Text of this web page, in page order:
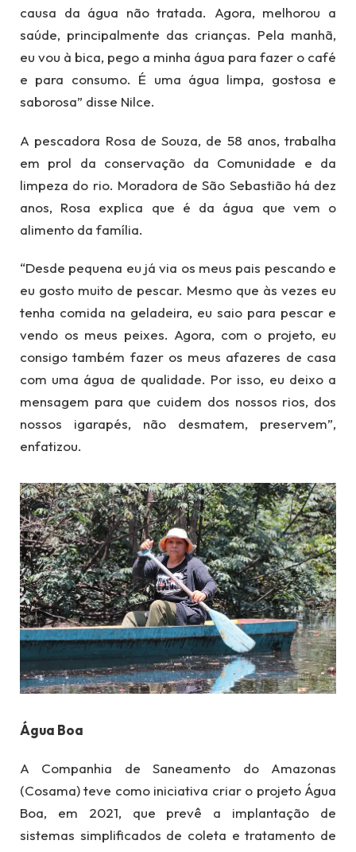
causa da água não tratada. Agora, melhorou a
saúde, principalmente das crianças. Pela manhã,
eu vou à bica, pego a minha água para fazer o café
e para consumo. É uma água limpa, gostosa e
saborosa” disse Nilce.
A pescadora Rosa de Souza, de 58 anos, trabalha
em prol da conservação da Comunidade e da
limpeza do rio. Moradora de São Sebastião há dez
anos, Rosa explica que é da água que vem o
alimento da família.
“Desde pequena eu já via os meus pais pescando e
eu gosto muito de pescar. Mesmo que às vezes eu
tenha comida na geladeira, eu saio para pescar e
vendo os meus peixes. Agora, com o projeto, eu
consigo também fazer os meus afazeres de casa
com uma água de qualidade. Por isso, eu deixo a
mensagem para que cuidem dos nossos rios, dos
nossos igarapés, não desmatem, preservem”,
enfatizou.
Água Boa
A Companhia de Saneamento do Amazonas
(Cosama) teve como iniciativa criar o projeto Água
Boa, em 2021, que prevê a implantação de
sistemas simplificados de coleta e tratamento de